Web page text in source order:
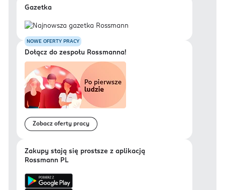
Gazetka
NOWE OFERTY PRACY
Dołącz do zespołu Rossmanna!
Zobacz oferty pracy
Zakupy stają się prostsze z aplikacją
Rossmann PL